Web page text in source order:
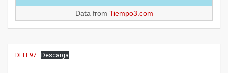
Data from Tiempo3.com
DELE97 Descarga